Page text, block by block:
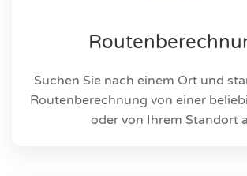
Suchen Sie nach einem Ort und
Routenberechnung von einer
oder von Ihrem Standort